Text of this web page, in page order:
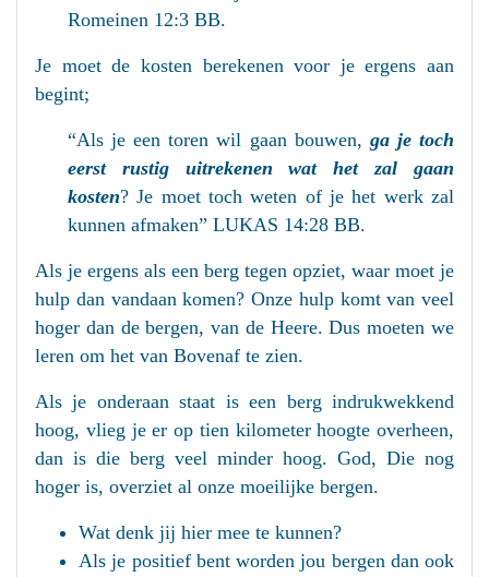
Romeinen 12:3 BB.
Je moet de kosten berekenen voor je ergens aan
begint;
“Als je een toren wil gaan bouwen, ga je toch
eerst rustig uitrekenen wat het zal gaan
kosten? Je moet toch weten of je het werk zal
kunnen afmaken” LUKAS 14:28 BB.
Als je ergens als een berg tegen opziet, waar moet je
hulp dan vandaan komen? Onze hulp komt van veel
hoger dan de bergen, van de Heere. Dus moeten we
leren om het van Bovenaf te zien.
Als je onderaan staat is een berg indrukwekkend
hoog, vlieg je er op tien kilometer hoogte overheen,
dan is die berg veel minder hoog. God, Die nog
hoger is, overziet al onze moeilijke bergen.
Wat denk jij hier mee te kunnen?
Als je positief bent worden jou bergen dan ook